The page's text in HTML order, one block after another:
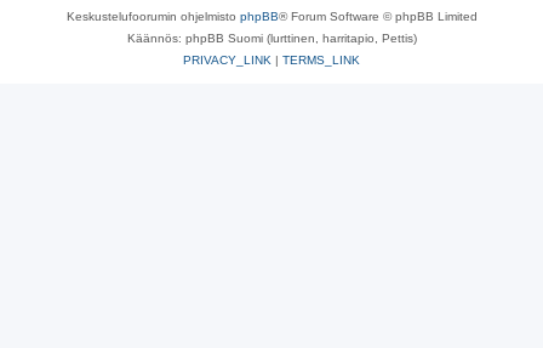
Keskustelufoorumin ohjelmisto phpBB® Forum Software © phpBB Limited
Käännös: phpBB Suomi (lurttinen, harritapio, Pettis)
PRIVACY_LINK | TERMS_LINK